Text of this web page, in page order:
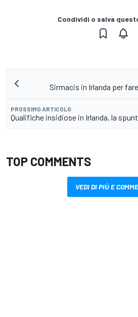
Condividi o salva
Sirmacis in Irlanda per
PROSSIMO ARTICOLO
Qualifiche insidiose in Irlanda, la
TOP COMMENTS
VEDI DI PIÙ E